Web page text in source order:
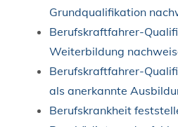
Grundqualifikation
Berufskraftfahrer-
Weiterbildung
Berufskraftfahrer-
als anerkannte
Berufskrankheit